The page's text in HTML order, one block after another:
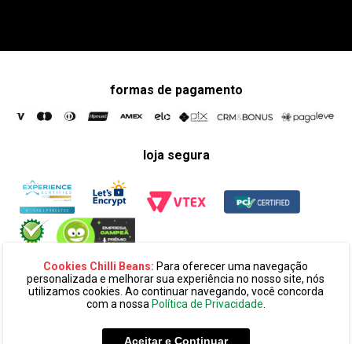
Cookies Chilli Beans: Para oferecer uma navegação
personalizada e melhorar sua experiência no nosso site, nós
utilizamos cookies. Ao continuar navegando, você concorda
com a nossa Política de Privacidade.
Aceitar e Continuar
formas de pagamento
loja segura
ltda. cnpj: 14.439.371/0002-60